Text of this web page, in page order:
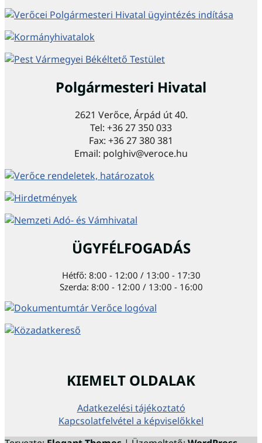
Polgármesteri Hivatal
2621 Verőce, Árpád út 40.
Tel: +36 27 350 033
Fax: +36 27 380 381
Email: polghiv@veroce.hu
ÜGYFÉLFOGADÁS
Hétfő: 8:00 - 12:00 / 13:00 - 17:30
Szerda: 8:00 - 12:00 / 13:00 - 16:00
KIEMELT OLDALAK
Adatkezelési tájékoztató
Kapcsolatfelvétel a képviselőkkel